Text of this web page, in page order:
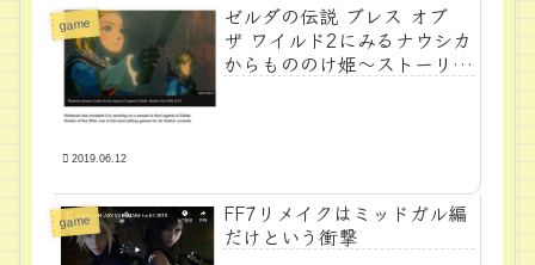
game
ゼルダの伝説 ブレス オブ
ザ ワイルド2にみるナウシカ
からもののけ姫～ストーリー
2019.06.12
game
FF7リメイクはミッドガル編
だけという衝撃